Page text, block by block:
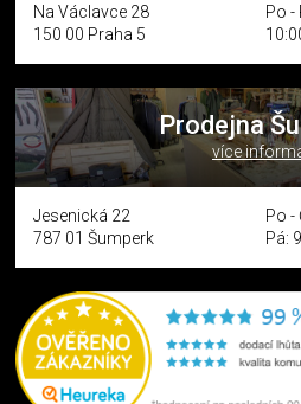
Na Václavce 28
150 00 Praha 5
Po -
Prodejna
více
Jesenická 22
787 01 Šumperk
Po -
Pá: